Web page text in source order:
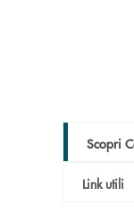
Scopri
Link utili